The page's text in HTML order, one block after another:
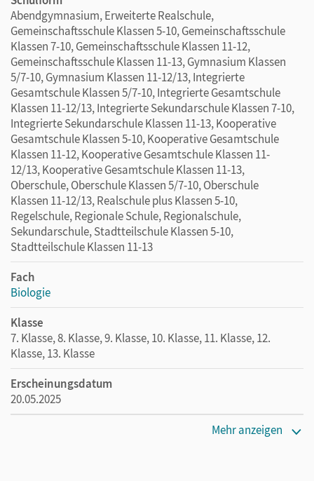
Abendgymnasium, Erweiterte Realschule,
Gemeinschaftsschule Klassen 5-10, Gemeinschaftsschule
Klassen 7-10, Gemeinschaftsschule Klassen 11-12,
Gemeinschaftsschule Klassen 11-13, Gymnasium Klassen
5/7-10, Gymnasium Klassen 11-12/13, Integrierte
Gesamtschule Klassen 5/7-10, Integrierte Gesamtschule
Klassen 11-12/13, Integrierte Sekundarschule Klassen 7-10,
Integrierte Sekundarschule Klassen 11-13, Kooperative
Gesamtschule Klassen 5-10, Kooperative Gesamtschule
Klassen 11-12, Kooperative Gesamtschule Klassen 11-
12/13, Kooperative Gesamtschule Klassen 11-13,
Oberschule, Oberschule Klassen 5/7-10, Oberschule
Klassen 11-12/13, Realschule plus Klassen 5-10,
Regelschule, Regionale Schule, Regionalschule,
Sekundarschule, Stadtteilschule Klassen 5-10,
Stadtteilschule Klassen 11-13
Fach
Biologie
Klasse
7. Klasse, 8. Klasse, 9. Klasse, 10. Klasse, 11. Klasse, 12.
Klasse, 13. Klasse
Erscheinungsdatum
20.05.2025
Mehr anzeigen